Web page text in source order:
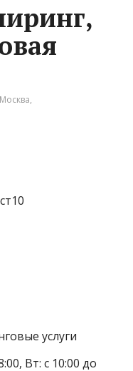
Москва,
услуги
Вт: с 10:00 до